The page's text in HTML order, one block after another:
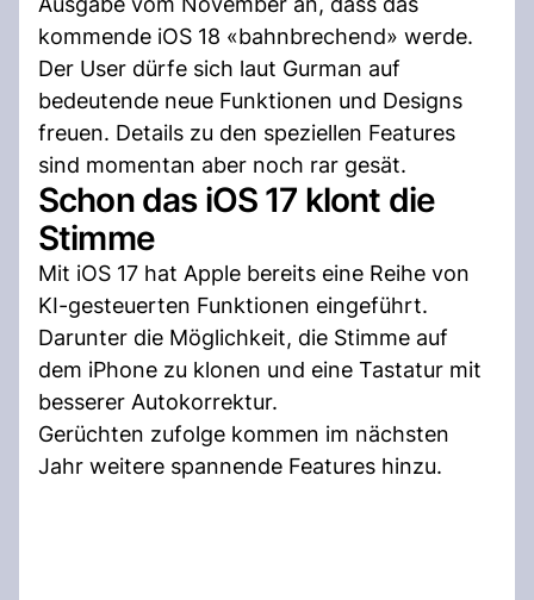
kommende iOS 18 «bahnbrechend» werde.
Der User dürfe sich laut Gurman auf
bedeutende neue Funktionen und Designs
freuen. Details zu den speziellen Features
sind momentan aber noch rar gesät.
Schon das iOS 17 klont die
Stimme
Mit iOS 17 hat Apple bereits eine Reihe von
KI-gesteuerten Funktionen eingeführt.
Darunter die Möglichkeit, die Stimme auf
dem iPhone zu klonen und eine Tastatur mit
besserer Autokorrektur.
Gerüchten zufolge kommen im nächsten
Jahr weitere spannende Features hinzu.